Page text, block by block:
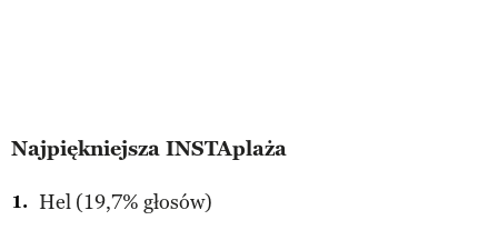
Najpiękniejsza INSTAplaża
Hel (19,7% głosów)